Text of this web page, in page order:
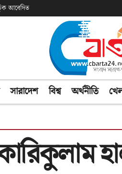
আবেদিত
সারাদেশ বিশ্ব অর্থনীতি